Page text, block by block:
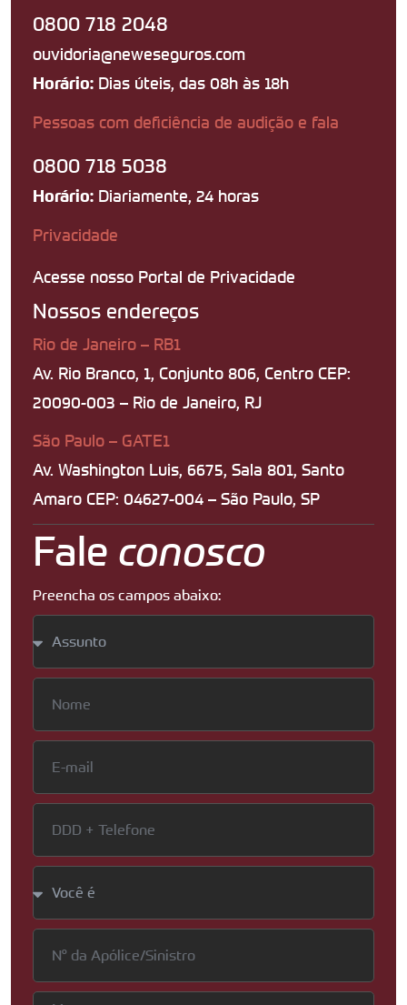
0800 718 2048
ouvidoria@neweseguros.com
Horário: Dias úteis, das 08h às 18h
Pessoas com deficiência de audição e fala
0800 718 5038
Horário: Diariamente, 24 horas
Privacidade
Acesse nosso Portal de Privacidade
Nossos endereços
Rio de Janeiro – RB1
Av. Rio Branco, 1, Conjunto 806, Centro CEP:
20090-003 – Rio de Janeiro, RJ
São Paulo – GATE1
Av. Washington Luis, 6675, Sala 801, Santo
Amaro CEP: 04627-004 – São Paulo, SP
Fale conosco
Preencha os campos abaixo: